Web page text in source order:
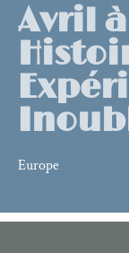
Europe
Avril